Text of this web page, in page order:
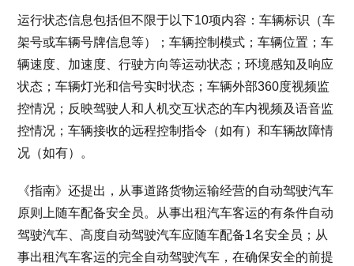
运行状态信息包括但不限于以下10项内容：车辆标识（车
架号或车辆号牌信息等）；车辆控制模式；车辆位置；车
辆速度、加速度、行驶方向等运动状态；环境感知及响应
状态；车辆灯光和信号实时状态；车辆外部360度视频监
控情况；反映驾驶人和人机交互状态的车内视频及语音监
控情况；车辆接收的远程控制指令（如有）和车辆故障情
况（如有）。
《指南》还提出，从事道路货物运输经营的自动驾驶汽车
原则上随车配备安全员。从事出租汽车客运的有条件自动
驾驶汽车、高度自动驾驶汽车应随车配备1名安全员；从
事出租汽车客运的完全自动驾驶汽车，在确保安全的前提